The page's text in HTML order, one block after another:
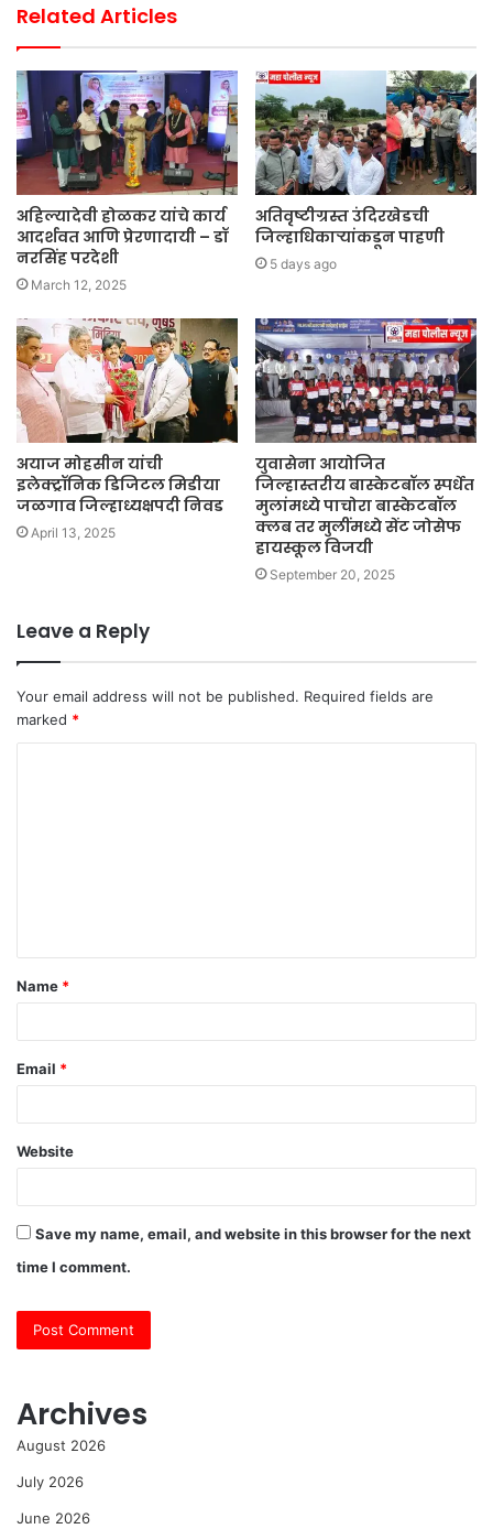
Related Articles
अहिल्यादेवी होळकर यांचे कार्य
आदर्शवत आणि प्रेरणादायी – डॉ
नरसिंह परदेशी
March 12, 2025
अतिवृष्टीग्रस्त उंदिरखेडची
जिल्हाधिकाऱ्यांकडून पाहणी
5 days ago
अयाज मोहसीन यांची
इलेक्ट्रॉनिक डिजिटल मिडीया
जळगाव जिल्हाध्यक्षपदी निवड
April 13, 2025
युवासेना आयोजित
जिल्हास्तरीय बास्केटबॉल स्पर्धेत
मुलांमध्ये पाचोरा बास्केटबॉल
क्लब तर मुलींमध्ये सेंट जोसेफ
हायस्कूल विजयी
September 20, 2025
Leave a Reply
Your email address will not be published. Required fields are
marked *
t
*
Name *
Email *
Website
Save my name, email, and website in this browser for the next
time I comment.
Archives
August 2026
July 2026
June 2026